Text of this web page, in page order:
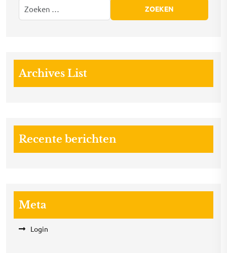
Archives List
Recente berichten
Meta
Login